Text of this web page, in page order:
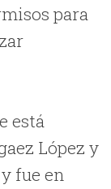
para
está
López y
fue en